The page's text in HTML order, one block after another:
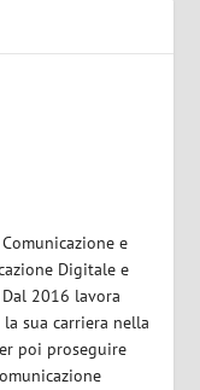
e
Digitale e
2016 lavora
sua carriera nella
poi proseguire